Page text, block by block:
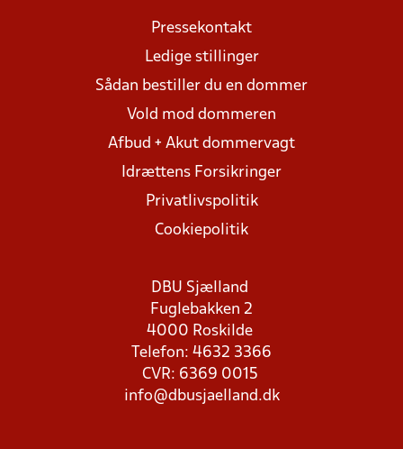
Pressekontakt
Ledige stillinger
Sådan bestiller du en dommer
Vold mod dommeren
Afbud + Akut dommervagt
Idrættens Forsikringer
Privatlivspolitik
Cookiepolitik
DBU Sjælland
Fuglebakken 2
4000 Roskilde
Telefon: 4632 3366
CVR: 6369 0015
info@dbusjaelland.dk